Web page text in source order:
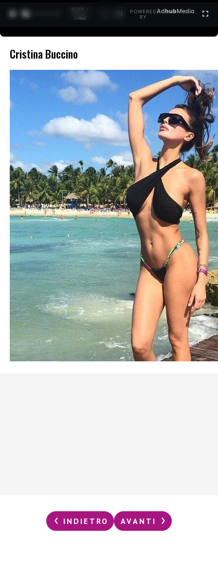
0:27 /
1:40
POWERED
BY
AdhubMedia
Cristina Buccino
INDIETRO AVANTI